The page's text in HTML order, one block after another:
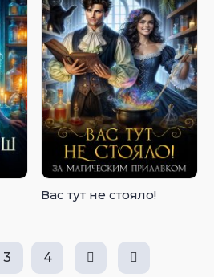
Вас тут не стояло!
3 4